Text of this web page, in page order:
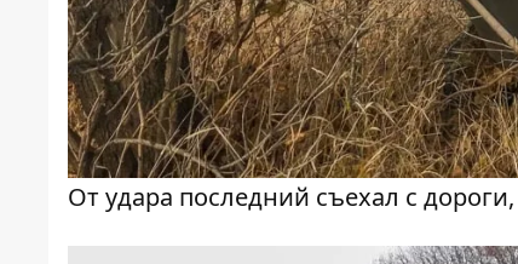
От удара последний съехал с